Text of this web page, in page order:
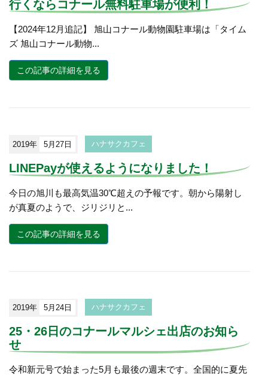
行くならコナール無料駐車場が便利！
【2024年12月追記】 旭山コナール動物園駐車場は「タイム
ズ 旭山コナール動物...
この記事の詳細を見る
2019年 5月27日 ハナサクカフェ
LINEPayが使えるようになりました！
今日の旭川も最高気温30℃超えの予報です。朝から陽射し
が真夏のようで、ジリジリと...
この記事の詳細を見る
2019年 5月24日 ハナサクカフェ
25・26日のコナールマルシェ出店のお知ら
せ
令和新元号で始まった5月も最後の週末です。全国的に夏先